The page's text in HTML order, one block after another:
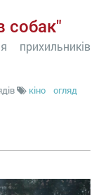
собак"
прихильників
кіно
огляд